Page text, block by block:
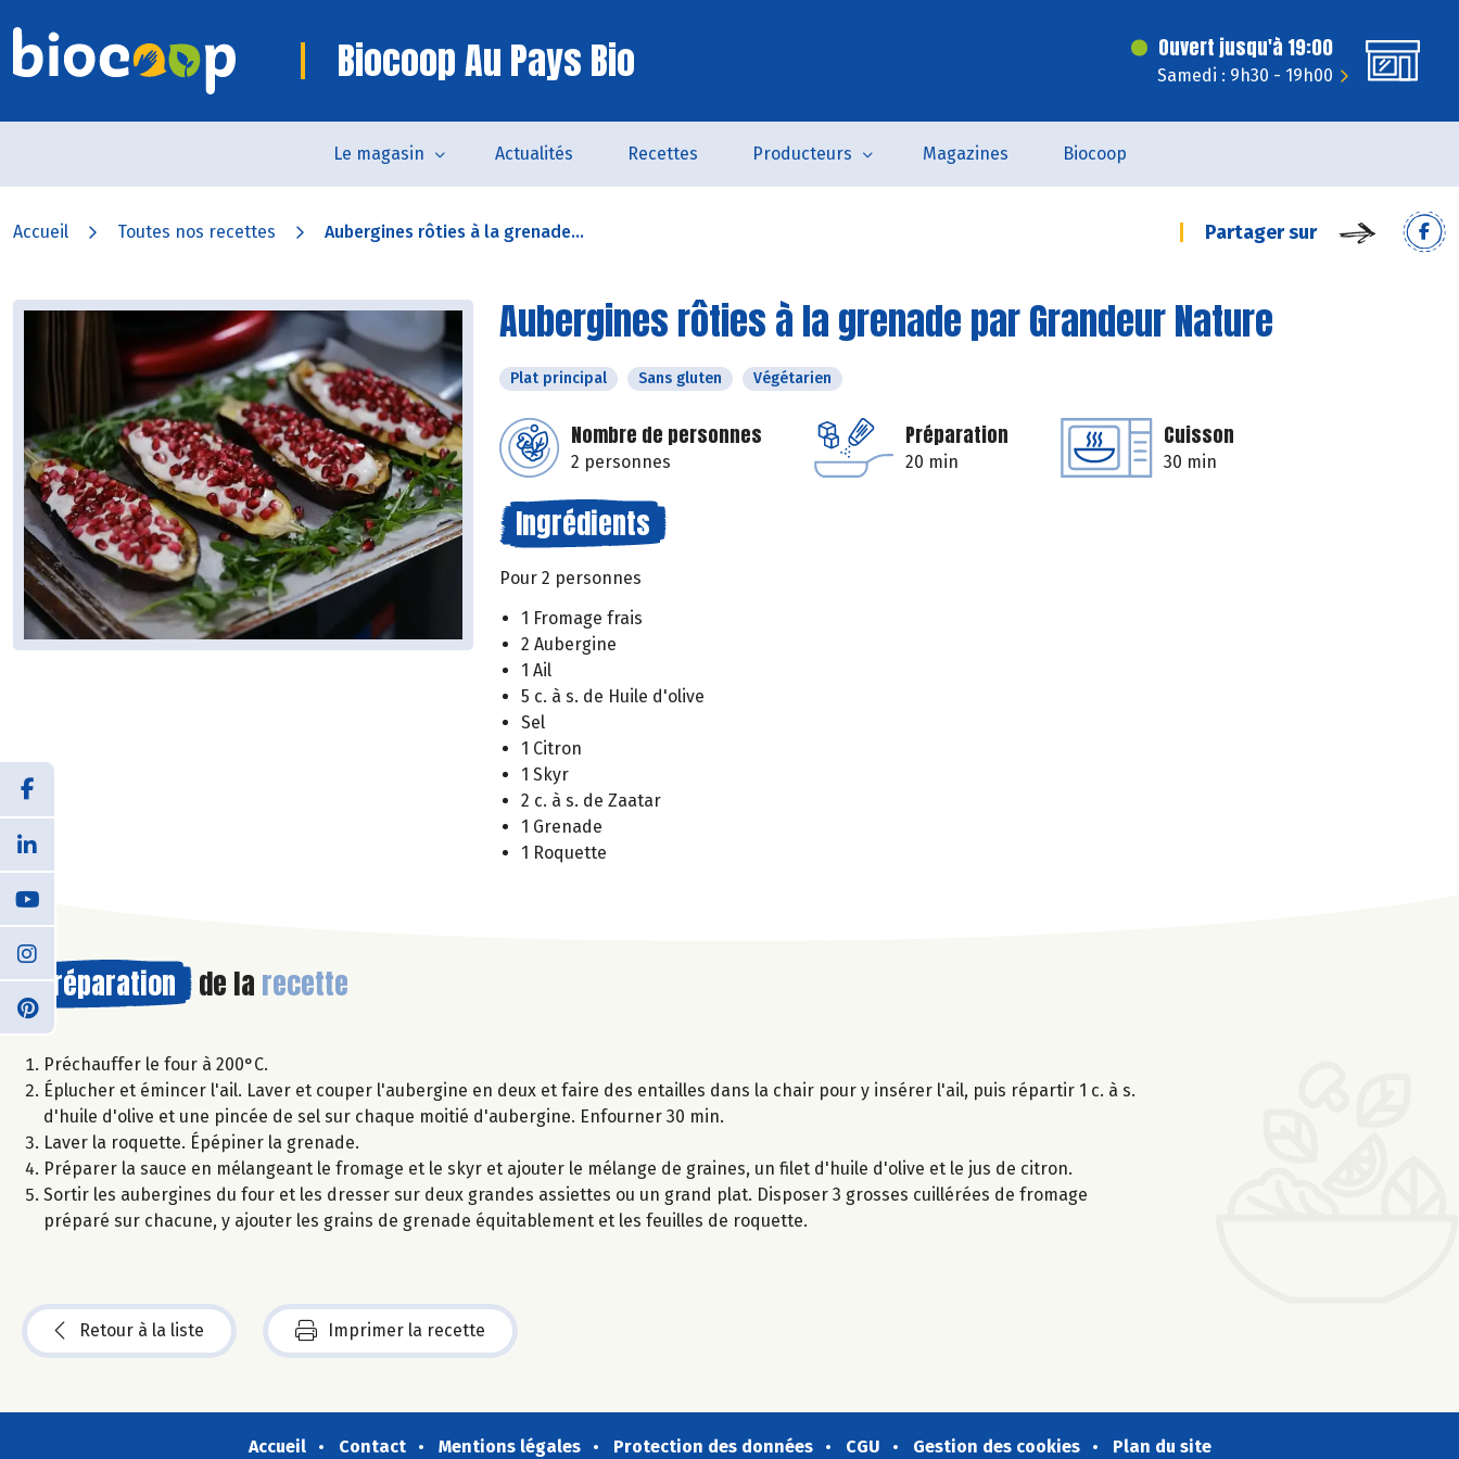
Biocoop Au Pays Bio Ouvert jusqu'à 19:00
Samedi : 9h30 - 19h00
Le magasin Actualités Recettes Producteurs Magazines Biocoop
Accueil Toutes nos recettes Aubergines rôties à la grenade... Partager sur
Aubergines rôties à la grenade par Grandeur Nature
Plat principal Sans gluten Végétarien
Nombre de personnes
2 personnes
Préparation
20 min
Cuisson
30 min
Ingrédients
Pour 2 personnes
1 Fromage frais
2 Aubergine
1 Ail
5 c. à s. de Huile d'olive
Sel
1 Citron
1 Skyr
2 c. à s. de Zaatar
1 Grenade
1 Roquette
Préparation de la recette
Préchauffer le four à 200°C.
Éplucher et émincer l'ail. Laver et couper l'aubergine en deux et faire des entailles dans la chair pour y insérer l'ail, puis répartir 1 c. à s.
d'huile d'olive et une pincée de sel sur chaque moitié d'aubergine. Enfourner 30 min.
Laver la roquette. Épépiner la grenade.
Préparer la sauce en mélangeant le fromage et le skyr et ajouter le mélange de graines, un filet d'huile d'olive et le jus de citron.
Sortir les aubergines du four et les dresser sur deux grandes assiettes ou un grand plat. Disposer 3 grosses cuillérées de fromage
préparé sur chacune, y ajouter les grains de grenade équitablement et les feuilles de roquette.
Retour à la liste Imprimer la recette
Accueil Contact Mentions légales Protection des données CGU Gestion des cookies Plan du site